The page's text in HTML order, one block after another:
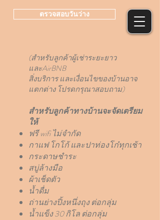
ตรวจสอบวันว่าง
(สำหรับลูกค้าผู้เช่าระยะยาว
และAirBNB
สิ่งบริการ และเงื่อนไขของบ้านอาจ
แตกต่าง โปรดกรุณาสอบถาม)
สำหรับลูกค้าทางบ้านจะจัดเตรียม
ให้
ฟรี wifi ไม่จำกัด
กาแฟ โกโก้ และปาท่องโก๋ทุกเช้า
กระดาษชำระ
สบู่ล้างมือ
ผ้าเช็ดตัว
น้ำดื่ม
ถ่านย่างปิ้งหนึ่งถุง ต่อกลุ่ม
น้ำแข็ง 30 กิโล ต่อกลุ่ม